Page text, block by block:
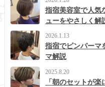
指宿美容室で人気
ューをやさしく解
2026.1.13
指宿でピンパーマ
マ解説
2025.8.20
「朝のセットが